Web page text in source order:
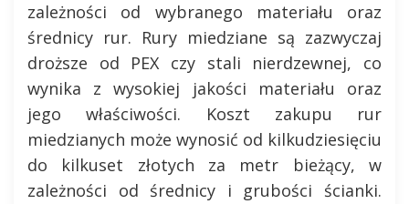
zależności od wybranego materiału oraz
średnicy rur. Rury miedziane są zazwyczaj
droższe od PEX czy stali nierdzewnej, co
wynika z wysokiej jakości materiału oraz
jego właściwości. Koszt zakupu rur
miedzianych może wynosić od kilkudziesięciu
do kilkuset złotych za metr bieżący, w
zależności od średnicy i grubości ścianki.